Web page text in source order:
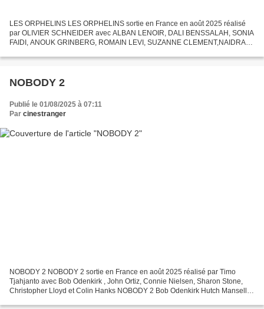
LES ORPHELINS LES ORPHELINS sortie en France en août 2025 réalisé
par OLIVIER SCHNEIDER avec ALBAN LENOIR, DALI BENSSALAH, SONIA
FAIDI, ANOUK GRINBERG, ROMAIN LEVI, SUZANNE CLEMENT,NAIDRA
NOBODY 2
Publié le 01/08/2025 à 07:11
Par cinestranger
NOBODY 2 NOBODY 2 sortie en France en août 2025 réalisé par Timo
Tjahjanto avec Bob Odenkirk , John Ortiz, Connie Nielsen, Sharon Stone,
Christopher Lloyd et Colin Hanks NOBODY 2 Bob Odenkirk Hutch Mansell